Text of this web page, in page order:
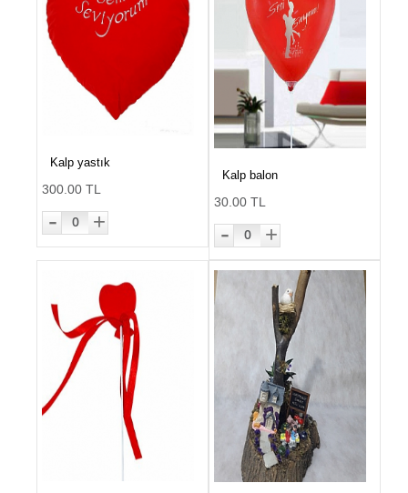
Kalp yastık
300.00 TL
- 0 +
Kalp balon
30.00 TL
- 0 +